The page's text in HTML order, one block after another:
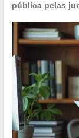
pública pelas